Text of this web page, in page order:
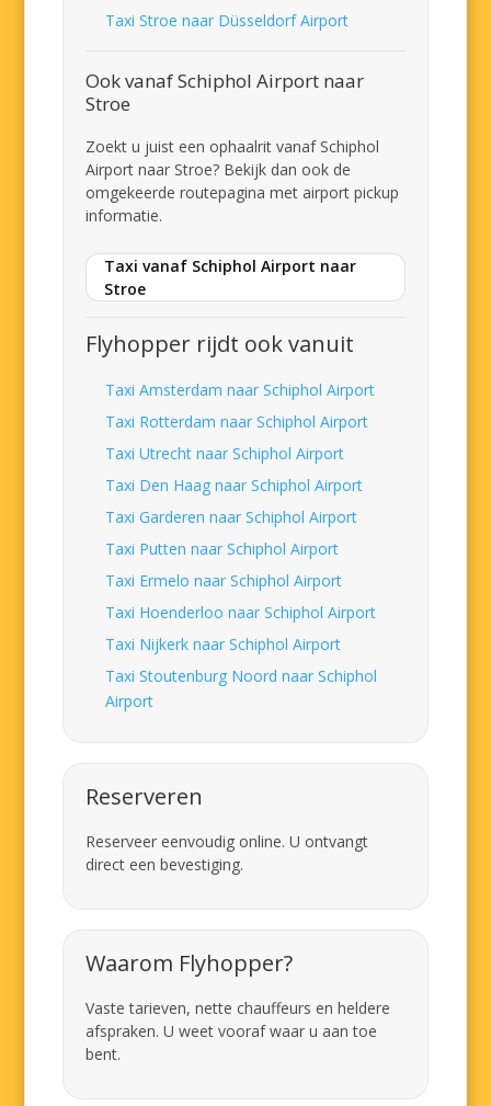
Taxi Stroe naar Düsseldorf Airport
Ook vanaf Schiphol Airport naar
Stroe
Zoekt u juist een ophaalrit vanaf Schiphol
Airport naar Stroe? Bekijk dan ook de
omgekeerde routepagina met airport pickup
informatie.
Taxi vanaf Schiphol Airport naar
Stroe
Flyhopper rijdt ook vanuit
Taxi Amsterdam naar Schiphol Airport
Taxi Rotterdam naar Schiphol Airport
Taxi Utrecht naar Schiphol Airport
Taxi Den Haag naar Schiphol Airport
Taxi Garderen naar Schiphol Airport
Taxi Putten naar Schiphol Airport
Taxi Ermelo naar Schiphol Airport
Taxi Hoenderloo naar Schiphol Airport
Taxi Nijkerk naar Schiphol Airport
Taxi Stoutenburg Noord naar Schiphol
Airport
Reserveren
Reserveer eenvoudig online. U ontvangt
direct een bevestiging.
Waarom Flyhopper?
Vaste tarieven, nette chauffeurs en heldere
afspraken. U weet vooraf waar u aan toe
bent.